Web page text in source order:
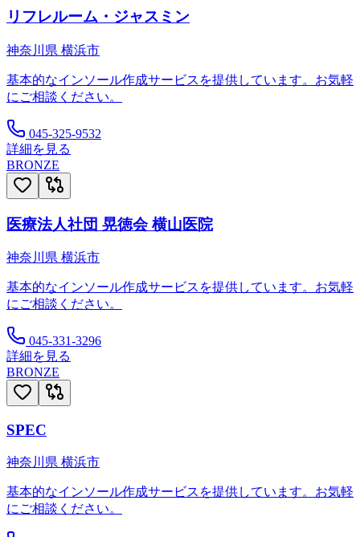
リフレルーム・ジャスミン
神奈川県 横浜市
基本的なインソール作成サービスを提供しています。お気軽
にご相談ください。
045-325-9532
詳細を見る
BRONZE
医療法人社団 晃徳会 横山医院
神奈川県 横浜市
基本的なインソール作成サービスを提供しています。お気軽
にご相談ください。
045-331-3296
詳細を見る
BRONZE
SPEC
神奈川県 横浜市
基本的なインソール作成サービスを提供しています。お気軽
にご相談ください。